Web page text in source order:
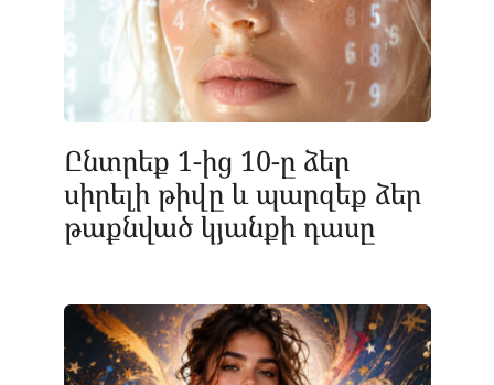
Ընտրեք 1-ից 10-ը ձեր
սիրելի թիվը և պարզեք ձեր
թաքնված կյանքի դասը